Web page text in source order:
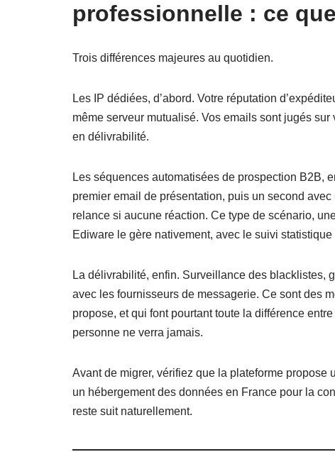
professionnelle : ce
Trois différences majeures au quotidien.
Les IP dédiées, d’abord. Votre réputation
même serveur mutualisé. Vos emails sont jugés
en délivrabilité.
Les séquences automatisées de prospection B2B,
premier email de présentation, puis un second
relance si aucune réaction. Ce type de scénario,
Ediware le gère nativement, avec le suivi statistique
La délivrabilité, enfin. Surveillance des blacklistes,
avec les fournisseurs de messagerie. Ce sont des
propose, et qui font pourtant toute la différence
personne ne verra jamais.
Avant de migrer, vérifiez que la plateforme
un hébergement des données en France pour la
reste suit naturellement.